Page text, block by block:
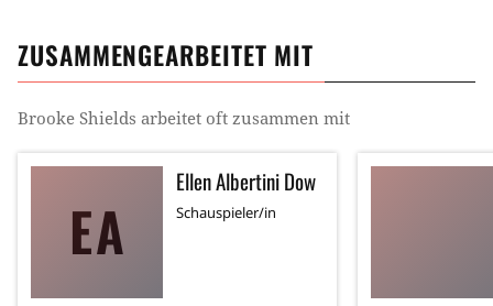
ZUSAMMENGEARBEITET MIT
Brooke Shields arbeitet oft zusammen mit
EA
Ellen Albertini Dow
Schauspieler/in